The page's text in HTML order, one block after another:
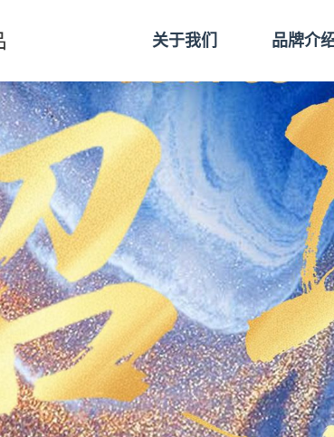
关于我们
公司简介
发展历程
企业文化
品牌介
品牌故事
合作项目